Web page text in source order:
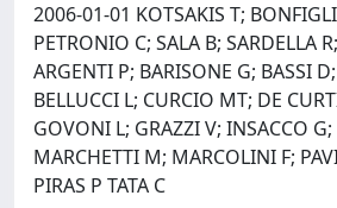
2006-01-01 KOTSAKIS T;
PETRONIO C; SALA B; SARDELLA
ARGENTI P; BARISONE G; BASSI
BELLUCCI L; CURCIO MT; DE
GOVONI L; GRAZZI V; INSACCO
MARCHETTI M; MARCOLINI F;
PIRAS P TATA C